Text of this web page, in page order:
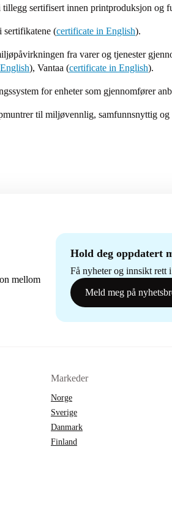
sertifisert innen printproduksjon
sertifikatene (certificate in English).
fra varer og tjenester
), Vantaa (certificate in English).
for enheter som gjennomfører
til miljøvennlig, samfunnsnyttig
mellom
Hold deg oppdatert
Få nyheter og innsikt rett
Meld meg på
Markeder
Norge
Sverige
Danmark
Finland